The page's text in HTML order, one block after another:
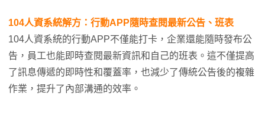
104人資系統解方 ：行動APP隨時查閱最新公告、班表
104人資系統的行動APP不僅能打卡，企業還能隨時發布公
告，員工也能即時查閱最新資訊和自己的班表。這不僅提高
了訊息傳遞的即時性和覆蓋率，也減少了傳統公告後的複雜
作業，提升了內部溝通的效率。